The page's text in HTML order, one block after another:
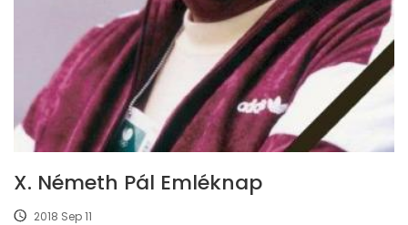
X. Németh Pál Emléknap
2018 Sep 11